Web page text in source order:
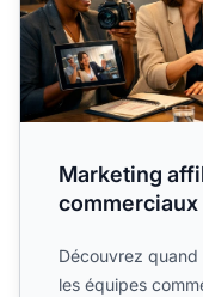
Marketing
commerciaux
Découvrez
les équipes